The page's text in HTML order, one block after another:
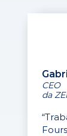
CEO
da